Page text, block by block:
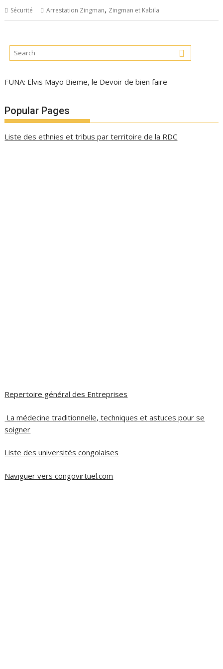
Sécurité Arrestation Zingman, Zingman et Kabila
FUNA: Elvis Mayo Bieme, le Devoir de bien faire
Popular Pages
Liste des ethnies et tribus par territoire de la RDC
Repertoire général des Entreprises
La médecine traditionnelle, techniques et astuces pour se
soigner
Liste des universités congolaises
Naviguer vers congovirtuel.com